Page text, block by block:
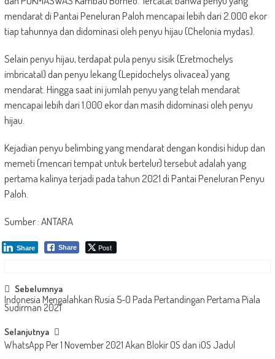
mendarat di Pantai Peneluran Paloh mencapai lebih dari 2.000 ekor
tiap tahunnya dan didominasi oleh penyu hijau (Chelonia mydas).
Selain penyu hijau, terdapat pula penyu sisik (Eretmochelys
imbricataI) dan penyu lekang (Lepidochelys olivacea) yang
mendarat. Hingga saat ini jumlah penyu yang telah mendarat
mencapai lebih dari 1.000 ekor dan masih didominasi oleh penyu
hijau.
Kejadian penyu belimbing yang mendarat dengan kondisi hidup dan
memeti (mencari tempat untuk bertelur) tersebut adalah yang
pertama kalinya terjadi pada tahun 2021 di Pantai Peneluran Penyu
Paloh.
Sumber : ANTARA
Share Post
Share
Post
navigation
Sebelumnya
Indonesia Mengalahkan Rusia 5-0 Pada Pertandingan Pertama Piala
Sudirman 2021
Selanjutnya
WhatsApp Per 1 November 2021 Akan Blokir OS dan iOS Jadul